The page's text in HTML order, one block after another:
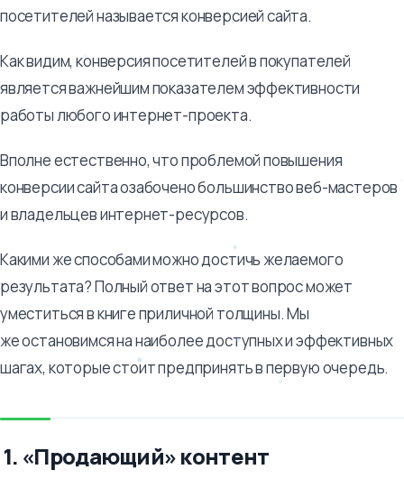
посетителей называется конверсией сайта.
Как видим, конверсия посетителей в покупателей
является важнейшим показателем эффективности
работы любого интернет-проекта.
Вполне естественно, что проблемой повышения
конверсии сайта озабочено большинство веб-мастеров
и владельцев интернет-ресурсов.
Какими же способами можно достичь желаемого
результата? Полный ответ на этот вопрос может
уместиться в книге приличной толщины. Мы
же остановимся на наиболее доступных и эффективных
шагах, которые стоит предпринять в первую очередь.
1. «Продающий» контент